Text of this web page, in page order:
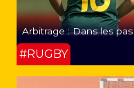
Arbitrage : Dans les
#RUGBY